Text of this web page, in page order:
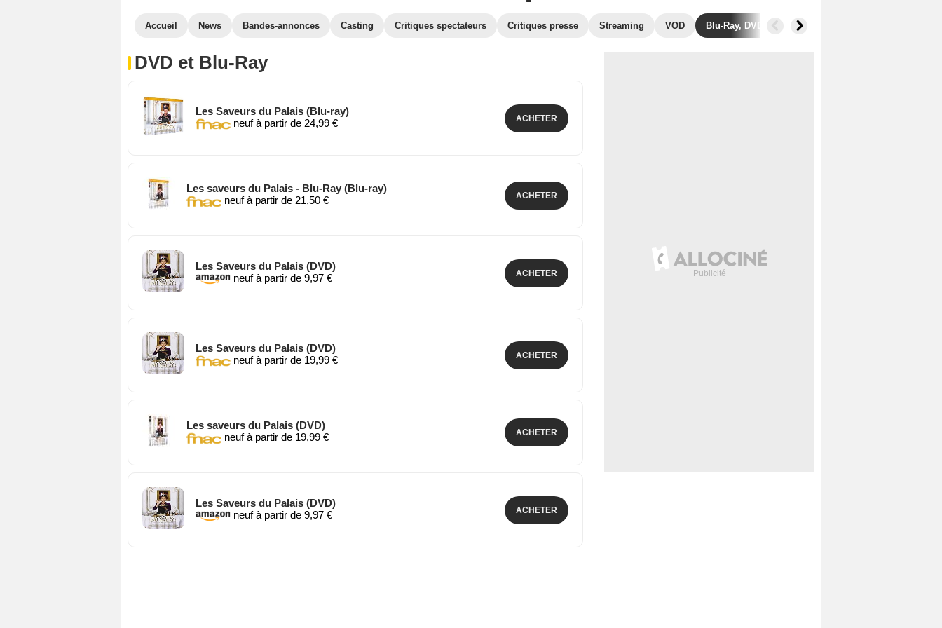
Accueil News Bandes-annonces Casting Critiques spectateurs Critiques presse Streaming VOD Blu-Ray, DVD Photos
DVD et Blu-Ray
Les Saveurs du Palais (Blu-ray)
neuf à partir de 24,99 €
ACHETER
Les saveurs du Palais - Blu-Ray (Blu-ray)
neuf à partir de 21,50 €
ACHETER
Les Saveurs du Palais (DVD)
neuf à partir de 9,97 €
ACHETER
Les Saveurs du Palais (DVD)
neuf à partir de 19,99 €
ACHETER
Les saveurs du Palais (DVD)
neuf à partir de 19,99 €
ACHETER
Les Saveurs du Palais (DVD)
neuf à partir de 9,97 €
ACHETER